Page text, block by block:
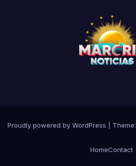
Proudly powered by WordPress Theme:
HomeContact